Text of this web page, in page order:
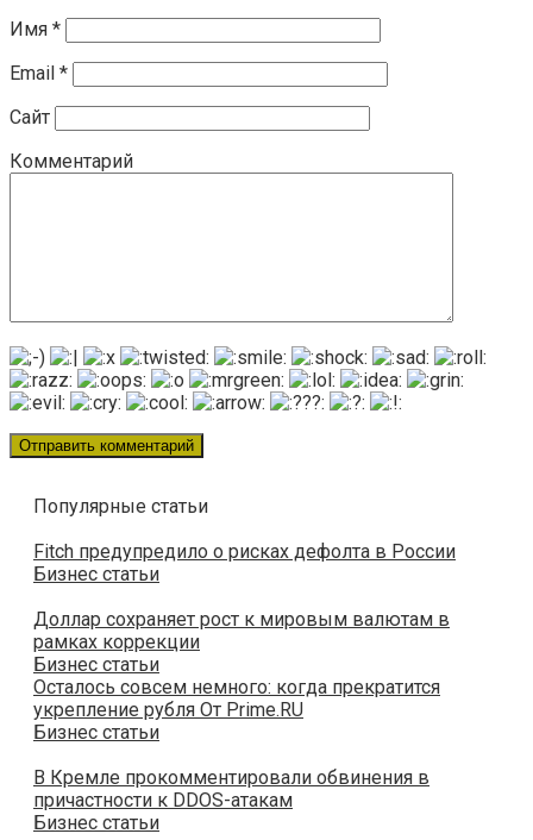
Имя *
Email *
Сайт
Комментарий
Популярные статьи
Fitch предупредило о рисках дефолта в России
Бизнес статьи
Доллар сохраняет рост к мировым валютам в
рамках коррекции
Бизнес статьи
Осталось совсем немного: когда прекратится
укрепление рубля От Prime.RU
Бизнес статьи
В Кремле прокомментировали обвинения в
причастности к DDOS-атакам
Бизнес статьи